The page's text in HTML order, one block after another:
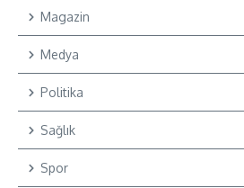
Magazin
Medya
Politika
Sağlık
Spor